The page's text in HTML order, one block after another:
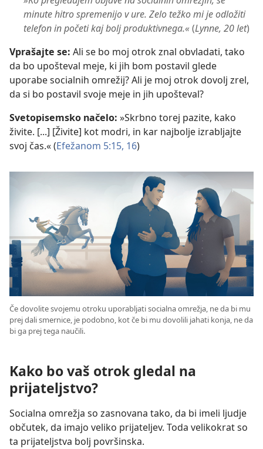
minute hitro spremenijo v ure. Zelo težko mi je odložiti
telefon in početi kaj bolj produktivnega.«(Lynne, 20 let)
Vprašajte se: Ali se bo moj otrok znal obvladati, tako
da bo upošteval meje, ki jih bom postavil glede
uporabe socialnih omrežij? Ali je moj otrok dovolj zrel,
da si bo postavil svoje meje in jih upošteval?
Svetopisemsko načelo: »Skrbno torej pazite, kako
živite. [...] [Živite] kot modri, in kar najbolje izrabljajte
svoj čas.« (Efežanom 5:15, 16)
Če dovolite svojemu otroku uporabljati socialna omrežja, ne da bi mu
prej dali smernice, je podobno, kot če bi mu dovolili jahati konja, ne da
bi ga prej tega naučili.
Kako bo vaš otrok gledal na
prijateljstvo?
Socialna omrežja so zasnovana tako, da bi imeli ljudje
občutek, da imajo veliko prijateljev. Toda velikokrat so
ta prijateljstva bolj površinska.